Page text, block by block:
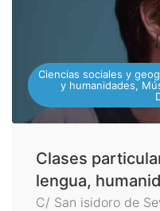
Ciencias sociales y
y humanidades,
Clases
lengua,
C/ San isidoro de